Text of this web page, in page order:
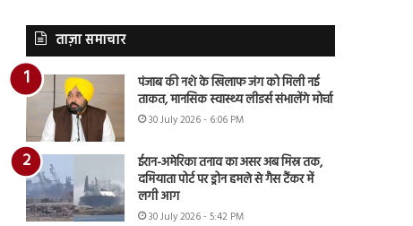
ताज़ा समाचार
पंजाब की नशे के खिलाफ जंग को मिली नई
ताकत, मानसिक स्वास्थ्य लीडर्स संभालेंगे मोर्चा
30 July 2026 - 6:06 PM
ईरान-अमेरिका तनाव का असर अब मिस्र तक,
दमियाता पोर्ट पर ड्रोन हमले से गैस टैंकर में
लगी आग
30 July 2026 - 5:42 PM